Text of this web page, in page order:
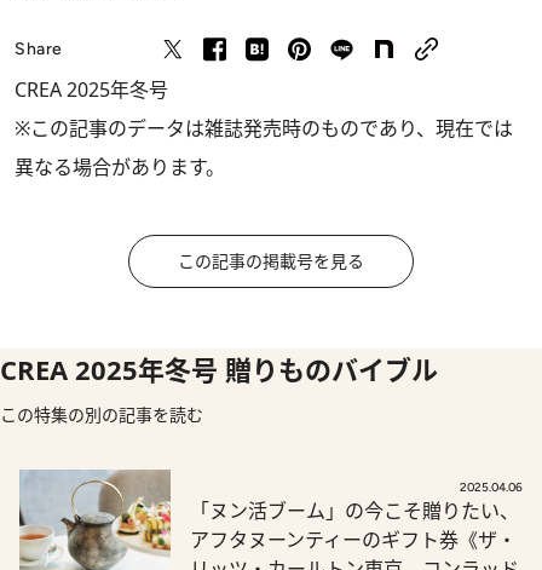
Share
CREA 2025年冬号
※この記事のデータは雑誌発売時のものであり、現在では
異なる場合があります。
この記事の掲載号を見る
CREA 2025年冬号 贈りものバイブル
この特集の別の記事を読む
2025.04.06
「ヌン活ブーム」の今こそ贈りたい、
アフタヌーンティーのギフト券《ザ・